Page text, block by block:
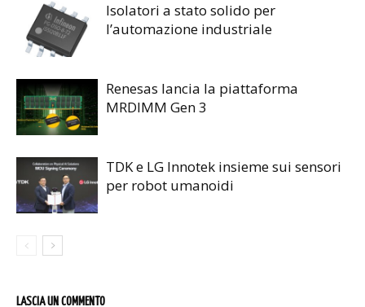
Isolatori a stato solido per
l’automazione industriale
Renesas lancia la piattaforma
MRDIMM Gen 3
TDK e LG Innotek insieme sui sensori
per robot umanoidi
LASCIA UN COMMENTO